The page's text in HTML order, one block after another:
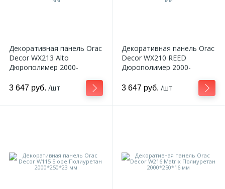
Декоративная панель Orac
Decor WX213 Alto
Дюрополимер 2000-
3 647 руб. /шт
Декоративная панель Orac
Decor WX210 REED
Дюрополимер 2000-
3 647 руб. /шт